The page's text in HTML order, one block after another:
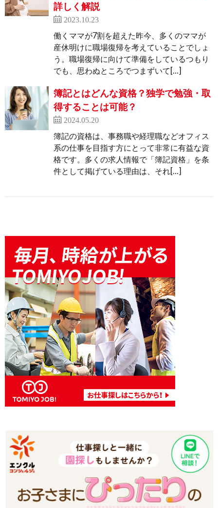
詳しく解説
2023.10.23
働くママが7割を超えた昨今、多くのママが
産休明けに職場復帰を考えていることでしょ
う。職場復帰に向けて準備をしているつもり
でも、思わぬところでつまずいて[…]
簿記とはどんな資格？独学で勉強・取
得することは可能？
2024.05.20
簿記の資格は、事務職や経理職などオフィス
系の仕事を目指す方にとって非常に有益な資
格です。多くの求人情報で「簿記資格」を条
件として掲げている理由は、それ[…]